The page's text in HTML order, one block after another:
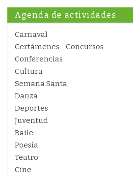
Agenda de actividades
Carnaval
Certámenes - Concursos
Conferencias
Cultura
Semana Santa
Danza
Deportes
Juventud
Baile
Poesía
Teatro
Cine